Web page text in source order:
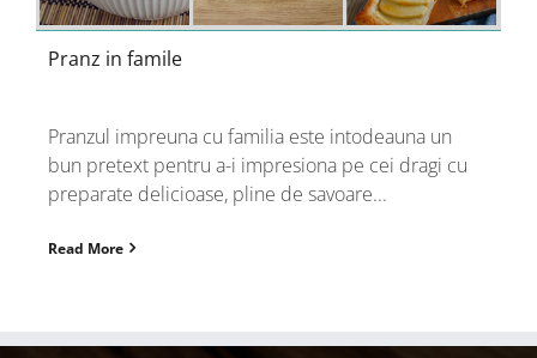
Pranz in famile
Pranzul impreuna cu familia este intodeauna un
bun pretext pentru a-i impresiona pe cei dragi cu
preparate delicioase, pline de savoare...
Read More